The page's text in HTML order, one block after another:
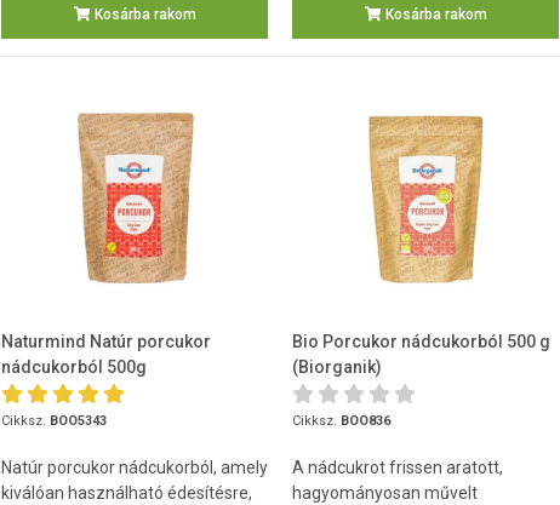
Kosárba rakom Kosárba rakom
Naturmind Natúr porcukor
nádcukorból 500g
Cikksz. BOO5343
Natúr porcukor nádcukorból, amely
kiválóan használható édesítésre,
Bio Porcukor nádcukorból 500 g
(Biorganik)
Cikksz. BOO836
A nádcukrot frissen aratott,
hagyományosan művelt